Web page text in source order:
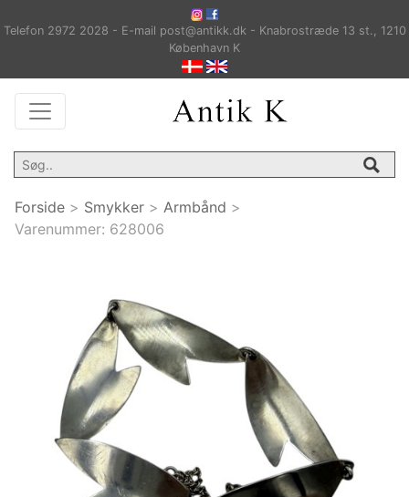
Telefon 2972 2028 - E-mail post@antikk.dk - Knabrostræde 13 st., 1210
København K
Forside > Smykker > Armbånd >
Varenummer: 628006